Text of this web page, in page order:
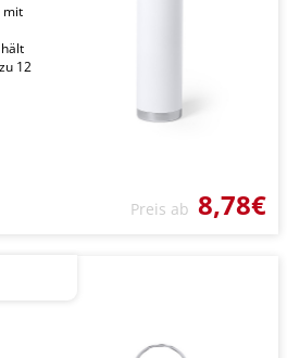
mit
12
Preis ab 8,78€